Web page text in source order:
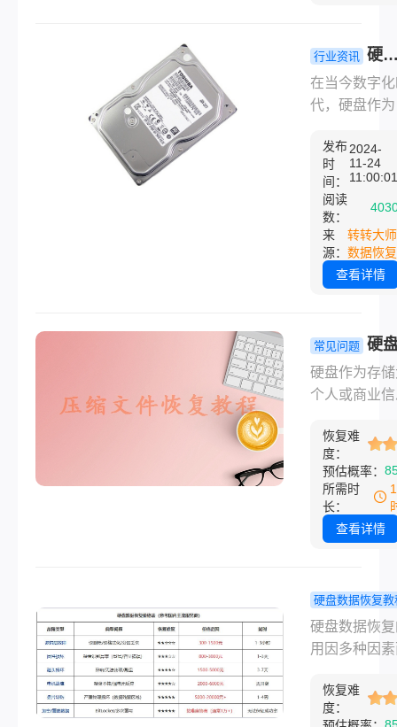
数据恢复一
的详细分析：
行业资讯 硬
数据恢复一
多少钱？来
及恢复方法
在当今数字
代，硬盘作
具，其重要
言而喻。然
由于各种原
如误操作、
故障、病毒
等，数据丢
情况时有发
要考虑数据
的费用。那
盘数据恢复
将详细介绍
数据恢复的
及其影响因
帮助用户更
理解和应对
问题。
发布
时
间：
2024-
11-24
11:00:01
阅读
数：
来
源：
转转大师
数据恢复
查看详情
常见问题 硬
数据恢复一
少钱？全面
硬盘作为存
个人或商业
现故障，可
致宝贵的数
失。对于那
行定期备份
来说，数据
而，数据恢
的成本往往
具体收费情
于多种因素
硬盘坏了数
一般多少钱
恢复难
度：
预估概率：
所需时
长：
查看详情
硬盘数据恢复教
盘数据恢复
多少钱？硬
理分享！
硬盘数据恢
用因多种因
但不限于故
型、硬盘类
恢复难
度：